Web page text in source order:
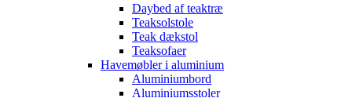
Daybed af teaktræ
Teaksolstole
Teak dækstol
Teaksofaer
Havemøbler i aluminium
Aluminiumbord
Aluminiumsstoler